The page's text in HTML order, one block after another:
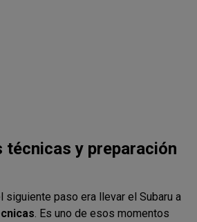
y preparación
siguiente paso era llevar el Subaru a
. Es uno de esos momentos